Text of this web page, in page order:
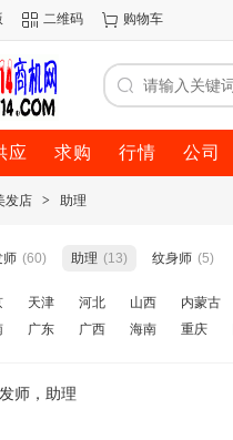
二维码 购物车
应 求购 行情 公司
发店 > 助理
师 (60) 助理 (13) 纹身师 (5)
天津 河北 山西 内蒙古
广东 广西 海南 重庆
师，助理